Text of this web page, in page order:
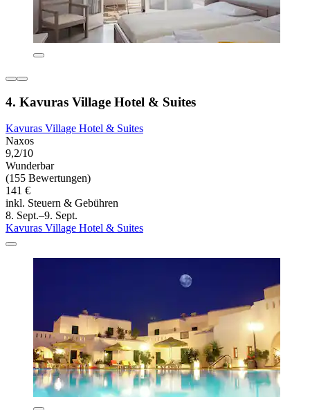
4. Kavuras Village Hotel & Suites
Kavuras Village Hotel & Suites
Naxos
9,2/10
Wunderbar
(155 Bewertungen)
141 €
inkl. Steuern & Gebühren
8. Sept.–9. Sept.
Kavuras Village Hotel & Suites